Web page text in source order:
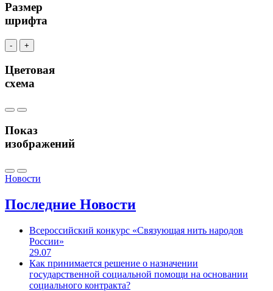
Размер
шрифта
- +
Цветовая
схема
Показ
изображений
Новости
Последние Новости
Всероссийский конкурс «Связующая нить народов
России»
29.07
Как принимается решение о назначении
государственной социальной помощи на основании
социального контракта?